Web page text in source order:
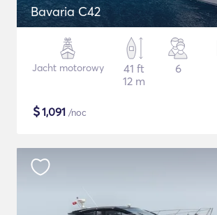
Bavaria C42
Jacht motorowy
41 ft
12 m
6
$1,091 /noc